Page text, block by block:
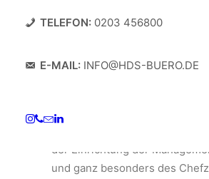
TELEFON: 0203 456800
E-MAIL: INFO@HDS-BUERO.DE
der Einrichtung der
und ganz besonders des